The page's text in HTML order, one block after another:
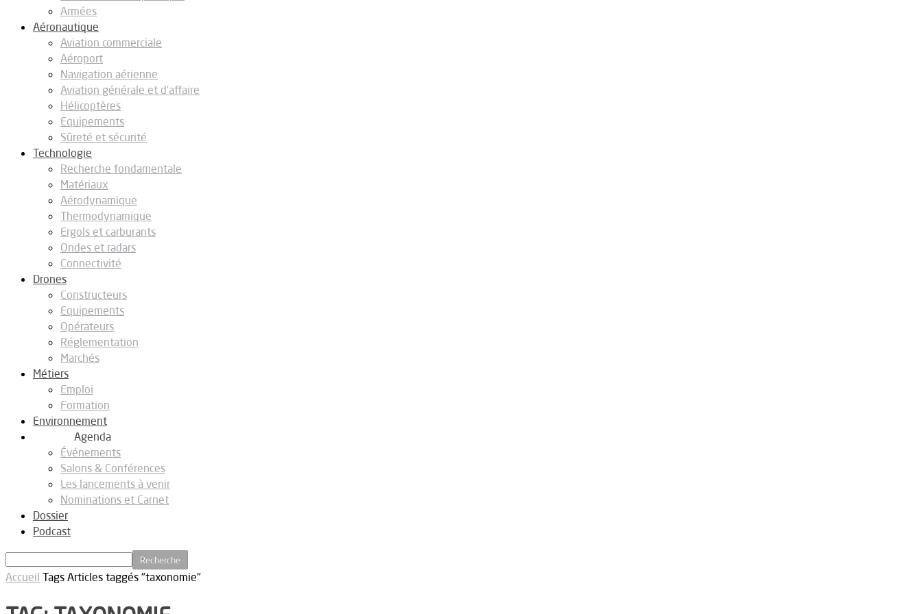
Armées
Aéronautique
Aviation commerciale
Aéroport
Navigation aérienne
Aviation générale et d’affaire
Hélicoptères
Equipements
Sûreté et sécurité
Technologie
Recherche fondamentale
Matériaux
Aérodynamique
Thermodynamique
Ergols et carburants
Ondes et radars
Connectivité
Drones
Constructeurs
Equipements
Opérateurs
Réglementation
Marchés
Métiers
Emploi
Formation
Environnement
Agenda
Événements
Salons & Conférences
Les lancements à venir
Nominations et Carnet
Dossier
Podcast
Accueil Tags Articles taggés "taxonomie"